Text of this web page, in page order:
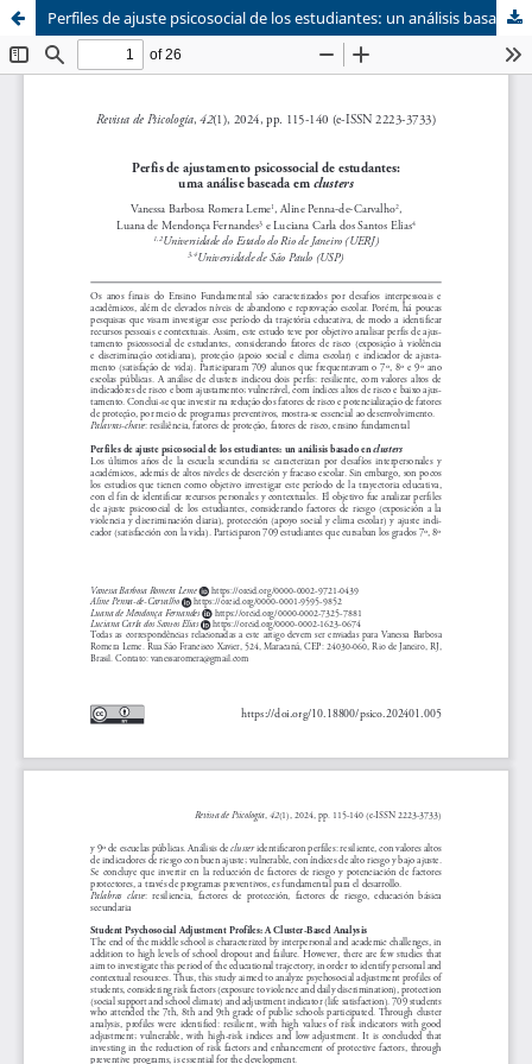
Perfiles de ajuste psicosocial de los estudiantes: un análisis basado en clusters